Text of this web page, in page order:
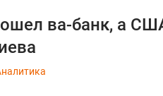
ва-банк, а